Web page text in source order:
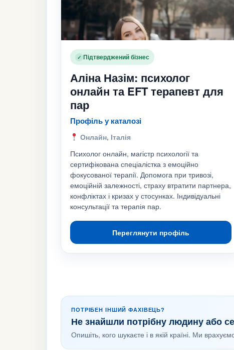
✓ Підтверджений бізнес
Аліна Назім: психолог
онлайн та EFT терапевт для
пар
Профіль у каталозі
Онлайн, Італія
Психолог онлайн, магістр психології та
сертифікована спеціалістка з емоційно
фокусованої терапії. Допомога при тривозі,
емоційній залежності, страху втратити партнера,
конфліктах і кризах у стосунках. Індивідуальні
консультації та терапія пар.
Переглянути профіль
ПОТРІБЕН ІНШИЙ ФАХІВЕЦЬ?
Не знайшли потрібну людину або
Опишіть, кого шукаєте і в якій країні. Ми